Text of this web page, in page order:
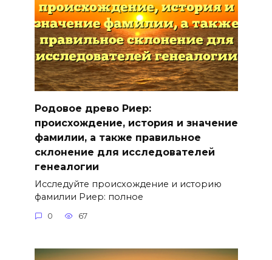
Родовое древо Риер:
происхождение, история и значение
фамилии, а также правильное
склонение для исследователей
генеалогии
Исследуйте происхождение и историю
фамилии Риер: полное
0 67